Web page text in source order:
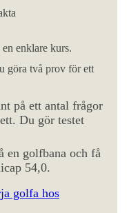
enklare kurs.
göra två prov för ett
på ett antal frågor
Du gör testet
en golfbana och få
54,0.
golfa hos